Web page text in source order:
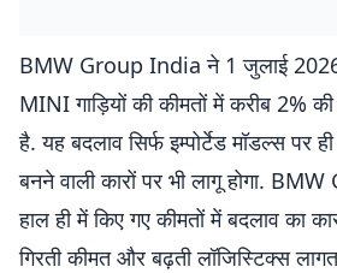
BMW Group India ने 1 जुलाई
MINI गाड़ियों की कीमतों में करीब 2% की
है. यह बदलाव सिर्फ इम्पोर्टेड मॉडल्स पर
बनने वाली कारों पर भी लागू होगा.
हाल ही में किए गए कीमतों में बदलाव का
गिरती कीमत और बढ़ती लॉजिस्टिक्स